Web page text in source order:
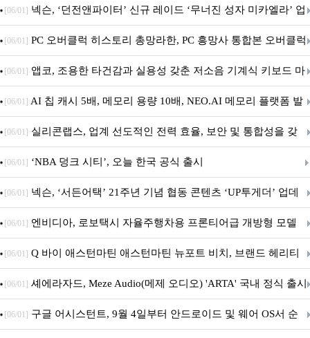
음.ZIP' 이벤트 진행
[06/01] 넥슨, ‘던전앤파이터’ 신규 레이드 ‘무너진 성자 미카엘라’ 업
데이트!
[06/01] PC 오버클럭 히스토리 총망라한, PC 흥망사 통합본 오버클럭
특집(1-4편)
[06/01] 앱코, 조용한 타건감과 실용성 갖춘 저소음 기계식 키보드 마
우스 세트 'KM580' 출시
[06/01] AI 칩 캐시 5배, 메모리 용량 10배, NEO.AI 메모리 플랫폼 발
표
[06/01] 실리콘랩스, 업계 선도적인 전력 효율, 보안 및 통합성을 갖
춘 초저전력 블루투스 LE SoC ‘BG2B’ 공개
[06/01] ‘NBA 덩크 시티’, 오늘 한국 공식 출시
[06/01] 넥슨, ‘서든어택’ 21주년 기념 협동 콘텐츠 ‘UP투게더’ 업데
이트
[06/01] 엔비디아, 로보택시 자율주행차용 프론티어급 개방형 모델
‘알파마요 2 슈퍼’ 상업적 이용 가능
[06/01] Q 바이 애스턴마틴 애스턴마틴 뉴포트 비치, 브랜드 헤리티
지 담은 ‘헤리티지 에디션 컬렉션’ 공개
[06/01] 셰에라자드, Meze Audio(메제 오디오) 'ARTA' 국내 정식 출시
[06/01] 구글 어시스턴트, 9월 4일부터 안드로이드 및 웨어 OS서 순